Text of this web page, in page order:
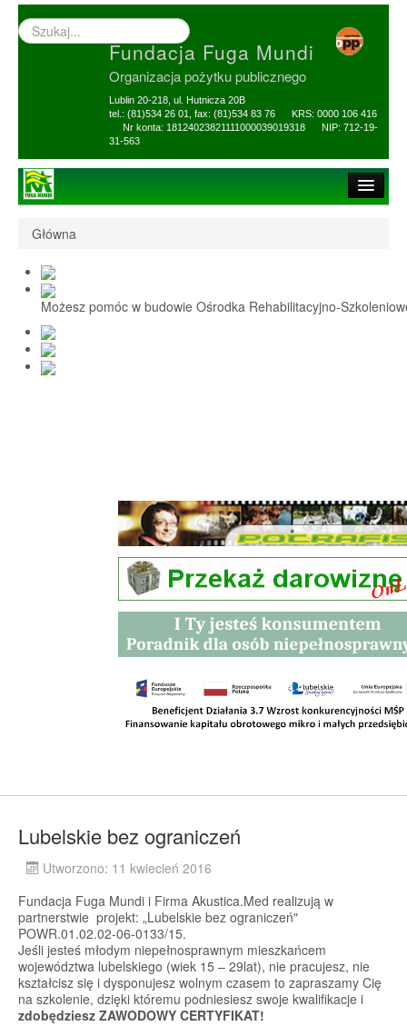
Wyszukiwarka
–
Fundacja Fuga Mundi
Organizacja pożytku publicznego
Lublin 20-218, ul. Hutnicza 20B
tel.: (81)534 26 01, fax: (81)534 83 76 KRS: 0000 106 416
Nr konta: 18124023821111000039019318 NIP: 712-19-
31-563
1,5% i darowizny
Nasi Beneficjenci
Ośrodek Reh-Szkol
Sprawozdania
Główna
Możesz pomóc w budowie Ośrodka Rehabilitacyjno-
Lubelskie bez ograniczeń
Utworzono: 11 kwiecień 2016
Fundacja Fuga Mundi i Firma Akustica.Med realizują w
partnerstwie projekt: „Lubelskie bez ograniczeń"
POWR.01.02.02-06-0133/15.
Jeśli jesteś młodym niepełnosprawnym mieszkańcem
województwa lubelskiego (wiek 15 – 29lat), nie pracujesz, nie
kształcisz się i dysponujesz wolnym czasem to zapraszamy Cię
na szkolenie, dzięki któremu podniesiesz swoje kwalifikacje i
zdobędziesz ZAWODOWY CERTYFIKAT!